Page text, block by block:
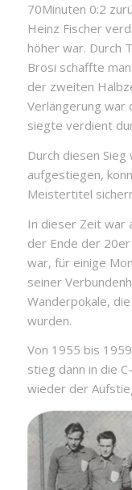
70Minuten 0:2
Heinz Fischer
höher war. Durch
Brosi schaffte
der zweiten
Verlängerung war
siegte verdient
Durch diesen
aufgestiegen,
Meistertitel
In dieser Zeit war
der Ende der
war, für einige
seiner
Wanderpokale,
wurden.
Von 1955 bis
stieg dann in die
wieder der